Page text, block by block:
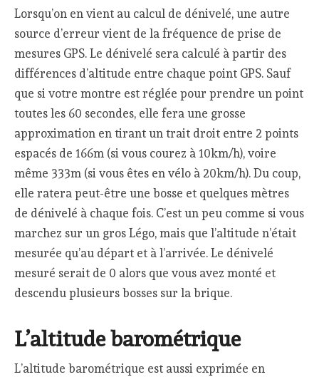
Lorsqu’on en vient au calcul de dénivelé, une autre
source d’erreur vient de la fréquence de prise de
mesures GPS. Le dénivelé sera calculé à partir des
différences d’altitude entre chaque point GPS. Sauf
que si votre montre est réglée pour prendre un point
toutes les 60 secondes, elle fera une grosse
approximation en tirant un trait droit entre 2 points
espacés de 166m (si vous courez à 10km/h), voire
même 333m (si vous êtes en vélo à 20km/h). Du coup,
elle ratera peut-être une bosse et quelques mètres
de dénivelé à chaque fois. C’est un peu comme si vous
marchez sur un gros Légo, mais que l’altitude n’était
mesurée qu’au départ et à l’arrivée. Le dénivelé
mesuré serait de 0 alors que vous avez monté et
descendu plusieurs bosses sur la brique.
L’altitude barométrique
L’altitude barométrique est aussi exprimée en